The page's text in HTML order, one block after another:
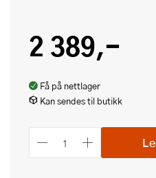
2 389,-
Få på nettlager
Kan sendes til butikk